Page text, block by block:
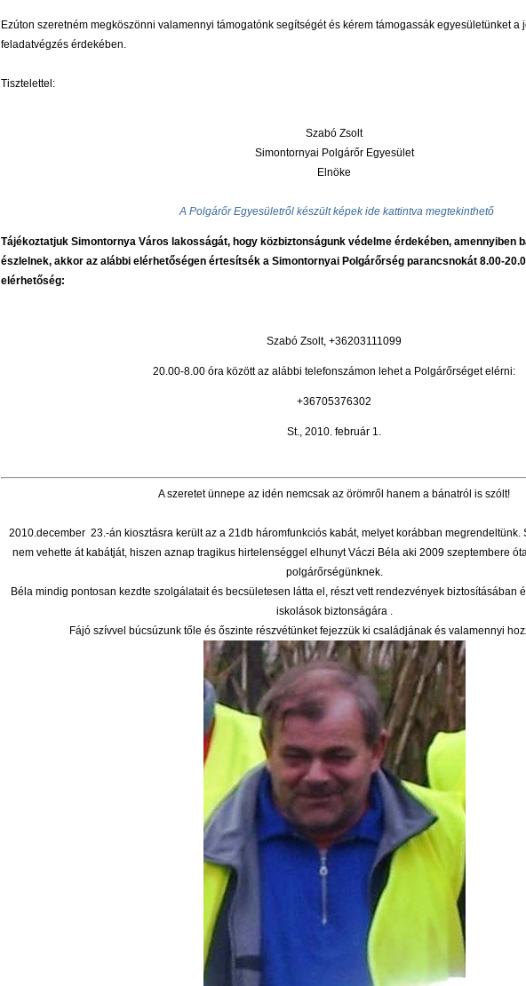
Ezúton szeretném megköszönni valamennyi támogatónk segítségét és kérem támogassák egyesületünket a
feladatvégzés érdekében.
Tisztelettel:
Szabó Zsolt
Simontornyai Polgárőr Egyesület
Elnöke
A Polgárőr Egyesületről készült képek ide kattintva megtekinthető
Tájékoztatjuk Simontornya Város lakosságát, hogy közbiztonságunk védelme érdekében, amennyiben
észlelnek, akkor az alábbi elérhetőségen értesítsék a Simontornyai Polgárőrség parancsnokát 8.00-
elérhetőség:
Szabó Zsolt, +36203111099
20.00-8.00 óra között az alábbi telefonszámon lehet a Polgárőrséget elérni:
+36705376302
St., 2010. február 1.
A szeretet ünnepe az idén nemcsak az örömről hanem a bánatról is szólt!
2010.december 23.-án kiosztásra került az a 21db háromfunkciós kabát, melyet korábban megrendeltünk.
nem vehette át kabátját, hiszen aznap tragikus hirtelenséggel elhunyt Váczi Béla aki 2009 szeptembere
polgárőrségünknek.
Béla mindig pontosan kezdte szolgálatait és becsületesen látta el, részt vett rendezvények biztosításában
iskolások biztonságára .
Fájó szívvel búcsúzunk tőle és őszinte részvétünket fejezzük ki családjának és valamennyi